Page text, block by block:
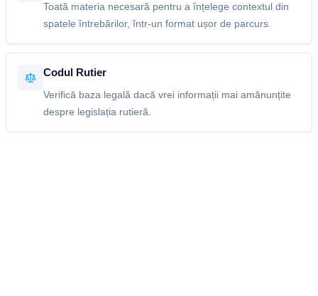
Toată materia necesară pentru a înțelege contextul din
spatele întrebărilor, într-un format ușor de parcurs.
Codul Rutier
Verifică baza legală dacă vrei informații mai amănunțite
despre legislația rutieră.